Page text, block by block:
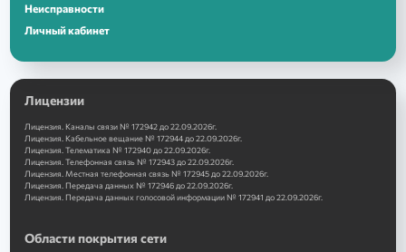
Неисправности
Личный кабинет
Лицензии
Лицензия. Каналы связи № 172942 до 22.09.2026г.
Лицензия. Кабельное вещание № 172944 до 22.09.2026г.
Лицензия. Телематика № 172940 до 22.09.2026г.
Лицензия. Телефонная связь № 172943 до 22.09.2026г.
Лицензия. Местная телефонная связь № 172945 до 22.09.2026г.
Лицензия. Передача данных № 172946 до 22.09.2026г.
Лицензия. Передача данных голосовой информации № 172941 до 22.09.2026г.
Области покрытия сети